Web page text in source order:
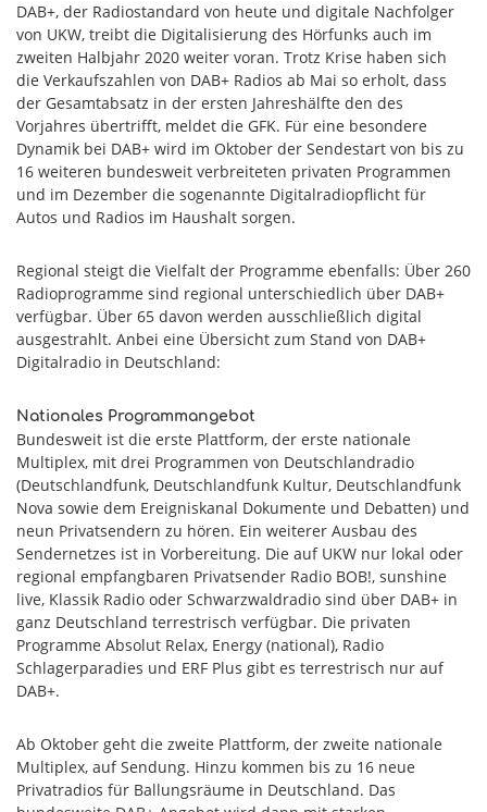
DAB+, der Radiostandard von heute und digitale Nachfolger
von UKW, treibt die Digitalisierung des Hörfunks auch im
zweiten Halbjahr 2020 weiter voran. Trotz Krise haben sich
die Verkaufszahlen von DAB+ Radios ab Mai so erholt, dass
der Gesamtabsatz in der ersten Jahreshälfte den des
Vorjahres übertrifft, meldet die GFK. Für eine besondere
Dynamik bei DAB+ wird im Oktober der Sendestart von bis zu
16 weiteren bundesweit verbreiteten privaten Programmen
und im Dezember die sogenannte Digitalradiopflicht für
Autos und Radios im Haushalt sorgen.
Regional steigt die Vielfalt der Programme ebenfalls: Über 260
Radioprogramme sind regional unterschiedlich über DAB+
verfügbar. Über 65 davon werden ausschließlich digital
ausgestrahlt. Anbei eine Übersicht zum Stand von DAB+
Digitalradio in Deutschland:
Nationales Programmangebot
Bundesweit ist die erste Plattform, der erste nationale
Multiplex, mit drei Programmen von Deutschlandradio
(Deutschlandfunk, Deutschlandfunk Kultur, Deutschlandfunk
Nova sowie dem Ereigniskanal Dokumente und Debatten) und
neun Privatsendern zu hören. Ein weiterer Ausbau des
Sendernetzes ist in Vorbereitung. Die auf UKW nur lokal oder
regional empfangbaren Privatsender Radio BOB!, sunshine
live, Klassik Radio oder Schwarzwaldradio sind über DAB+ in
ganz Deutschland terrestrisch verfügbar. Die privaten
Programme Absolut Relax, Energy (national), Radio
Schlagerparadies und ERF Plus gibt es terrestrisch nur auf
DAB+.
Ab Oktober geht die zweite Plattform, der zweite nationale
Multiplex, auf Sendung. Hinzu kommen bis zu 16 neue
Privatradios für Ballungsräume in Deutschland. Das